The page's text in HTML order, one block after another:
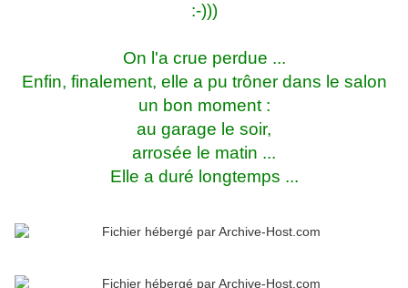
:-)))
On l'a crue perdue ...
Enfin, finalement, elle a pu trôner dans le salon
un bon moment :
au garage le soir,
arrosée le matin ...
Elle a duré longtemps ...